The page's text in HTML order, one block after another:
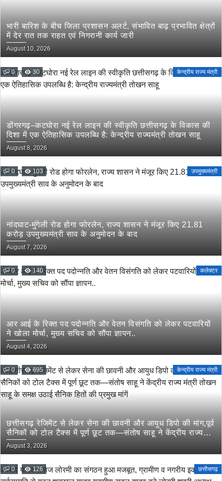
भारी बारिश के बीच जिला प्रशासन अलर्ट, संभावित बाढ़ प्रभावित क्षेत्रों
में देर रात तक राहत एवं निगरानी कार्य जारी
August 10, 2026
0 30 केन्द्रीय राज्य मंत्री
डोंगरगढ़–कटघोरा नई रेल लाइन की स्वीकृति छत्तीसगढ़ के विकास की
दिशा में एक ऐतिहासिक उपलब्धि है: केन्द्रीय राज्यमंत्री तोखन साहू
August 8, 2026
0 103 उपमुख्यमंत्री
नांदघाट-मुंगेली रोड होगा फोरलेन, राज्य शासन ने मंजूर किए 21.81
करोड़ उपमुख्यमंत्री साव के अनुमोदन के बाद
August 7, 2026
0 140 कलेक्टर
आर आई के रिक्त पद पदोन्नति और वेतन विसंगति को लेकर पटवारियों
ने खोला मोर्चा, मुख्य सचिव को सौंपा ज्ञापन..
August 4, 2026
0 695 केन्द्रीय राज्य मंत्री
छत्तीसगढ़ रेजिमेंट से लेकर सेना की छावनी और आयुध डिपो की मांग,पूर्व
सैनिकों को टोल टैक्स में पूर्ण छूट तक—संतोष साहू ने केंद्रीय राज्य
मंत्री तोखन साहू के समक्ष उठाई सैनिक हितों की प्रमुख मांगें
August 3, 2026
0 126 छत्तीसगढ़